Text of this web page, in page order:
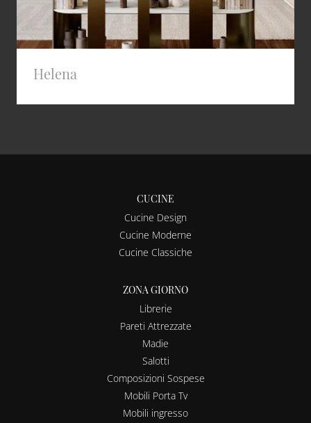
Helena
CUCINE
Cucine Design
Cucine Moderne
Cucine Classiche
ZONA GIORNO
Librerie
Pareti Attrezzate
Madie
Salotti
Composizioni Sospese
Mobili Porta Tv
Mobili ingresso